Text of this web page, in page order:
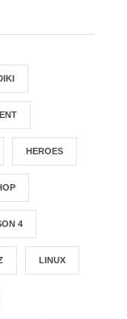
HEROES
4
LINUX